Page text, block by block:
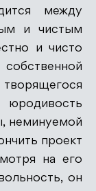
между
и чистым
и чисто
юродивость
неминуемой
проект
на его
он